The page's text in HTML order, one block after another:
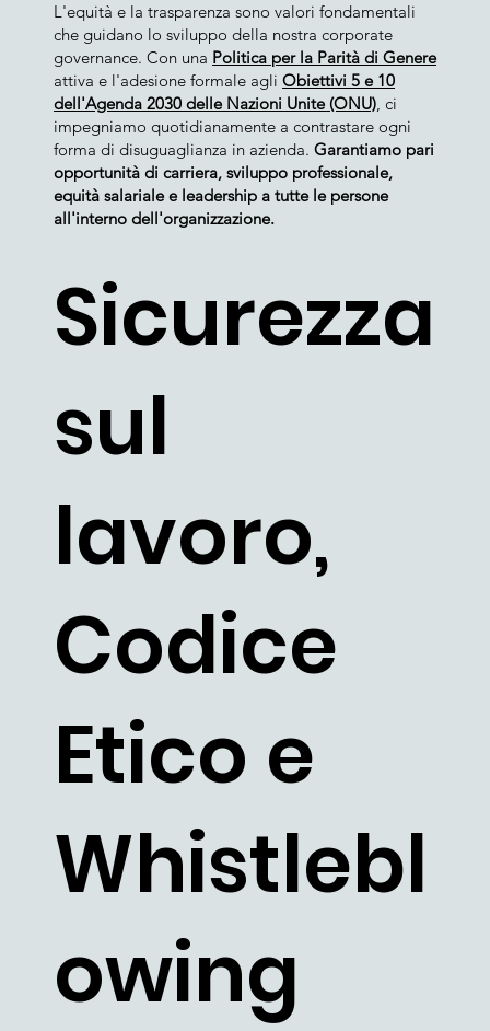
L'equità e la trasparenza sono valori fondamentali
che guidano lo sviluppo della nostra corporate
governance. Con una Politica per la Parità di Genere
attiva e l'adesione formale agliObiettivi 5 e 10
dell'Agenda 2030 delle Nazioni Unite (ONU), ci
impegniamo quotidianamente a contrastare ogni
forma di disuguaglianza in azienda.Garantiamo pari
opportunità di carriera, sviluppo professionale,
equità salariale e leadership a tutte le persone
all'interno dell'organizzazione.
Sicurezza
sul
lavoro,
Codice
Etico e
Whistlebl
owing